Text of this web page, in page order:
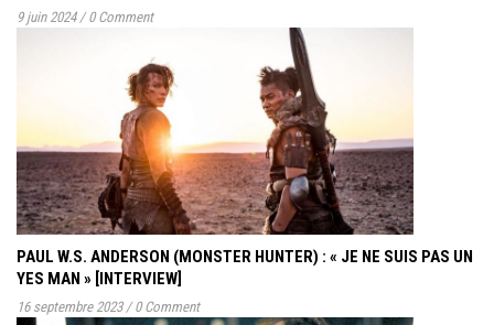
9 juin 2024 / 0 Comment
PAUL W.S. ANDERSON (MONSTER HUNTER) : « JE NE SUIS PAS UN
YES MAN » [INTERVIEW]
16 septembre 2023 / 0 Comment